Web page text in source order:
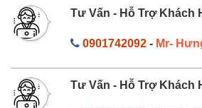
Tư Vấn - Hỗ Trợ Khách
0901742092- Mr-
Tư Vấn - Hỗ Trợ Khách